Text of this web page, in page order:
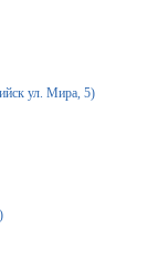
ул. Мира, 5)